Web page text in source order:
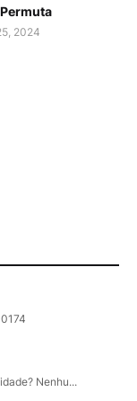
2024
Nenhu...